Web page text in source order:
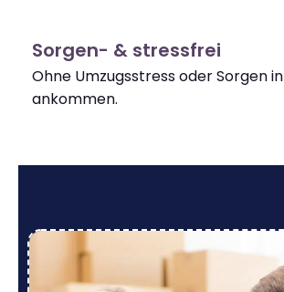
Sorgen- & stressfrei
Ohne Umzugsstress oder Sorgen
ankommen.